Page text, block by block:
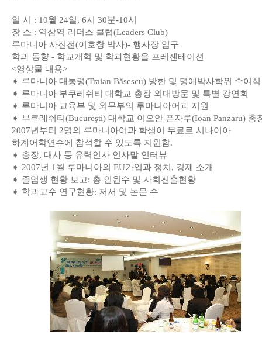
일 시 : 10월 24일, 6시 30분-10시
장 소 : 역삼역 리더스 클럽(Leaders Club)
루마니아 사진전(이호창 박사)- 행사장 입구
학과 동향 - 학교개혁 및 학과현황을 프레젠테이션
<영상물 내용>
➧ 루마니아 대통령(Traian Băsescu) 방한 및 명예박사학위 수여식
➧ 루마니아 부쿠레쉬티 대학교 총장 외대방문 및 특별 강연회
➧ 루마니아 교육부 및 외무부의 루마니아어과 지원
➧ 부쿠레쉬티(Bucureşti) 대학교 이오안 픈자루(Ioan Panzaru) 총
2007년부터 2명의 루마니아어과 학생이 무료로 시나이아
하계어학연수에 참석할 수 있도록 지원함.
➧ 총장, 대사 등 유력인사 인사말 인터뷰
➧ 2007년 1월 루마니아의 EU가입과 정치, 경제 소개
➧ 졸업생 현황 보고: 총 인원수 및 사회진출현황
➧ 학과교수 연구현황: 저서 및 논문 수